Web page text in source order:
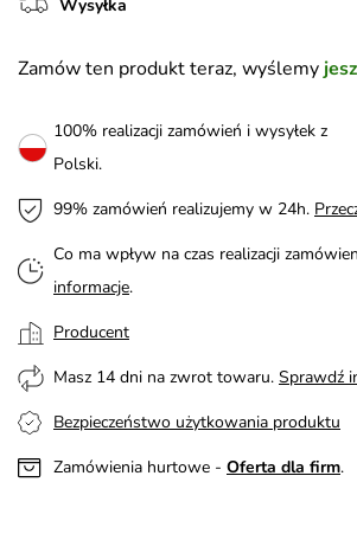
Wysyłka
Zamów ten produkt teraz, wyślemy
100% realizacji zamówień i wysyłek z
Polski.
99% zamówień realizujemy w 24h.
Co ma wpływ na czas realizacji
informacje.
Producent
Masz 14 dni na zwrot towaru. Sprawdź
Bezpieczeństwo użytkowania produktu
Zamówienia hurtowe - Oferta dla firm.